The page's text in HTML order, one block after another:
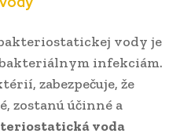
vody je
infekciám.
zabezpečuje, že
zostanú účinné a
voda